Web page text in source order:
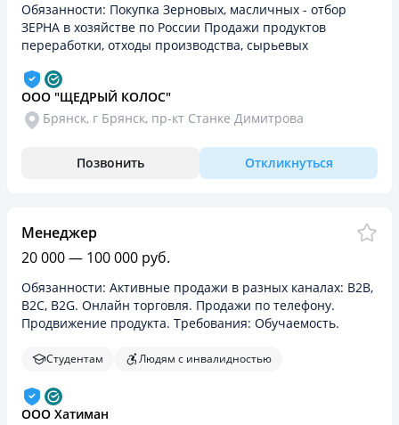
Обязанности: Покупка Зерновых, масличных - отбор
ЗЕРНА в хозяйстве по России Продажи продуктов
переработки, отходы производства, сырьевых
Требования: Опыт…
ООО "ЩЕДРЫЙ КОЛОС"
Брянск, г Брянск, пр-кт Станке Димитрова
Позвонить Откликнуться
Менеджер
20 000 — 100 000 руб.
Обязанности: Активные продажи в разных каналах: B2B,
B2C, B2G. Онлайн торговля. Продажи по телефону.
Продвижение продукта. Требования: Обучаемость.
Битрикс…
Студентам Людям с инвалидностью
ООО Хатиман